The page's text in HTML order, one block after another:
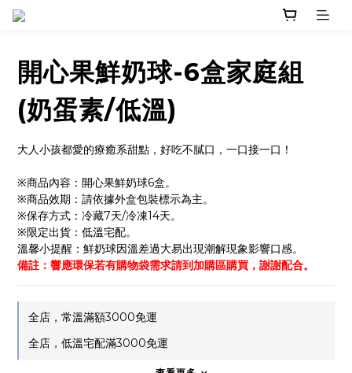
開心果鮮奶球-6盒家庭組
(奶蛋素/低溫)
大人小孩都愛的療癒系甜點，好吃不膩口，一口接一口！
※商品內容：開心果鮮奶球6盒。
※商品效期：請依據外盒包裝標示為主。
※保存方式：冷藏7天/冷凍14天。
※限定出貨：低溫宅配。
溫馨小提醒：鮮奶球因溫差過大易出現潮解現象影響口感。
備註：響應環保若有購物袋需求請到加購區購買，謝謝配合。
全店，常溫滿額3000免運
全店，低溫宅配滿3000免運